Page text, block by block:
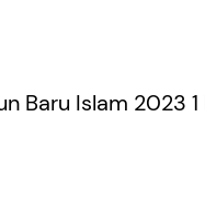
Baru Islam 2023